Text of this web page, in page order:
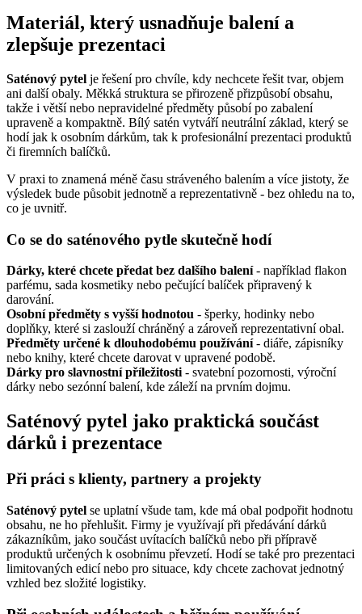
Materiál, který usnadňuje balení a
zlepšuje prezentaci
Saténový pytel je řešení pro chvíle, kdy nechcete řešit tvar, objem
ani další obaly. Měkká struktura se přirozeně přizpůsobí obsahu,
takže i větší nebo nepravidelné předměty působí po zabalení
upraveně a kompaktně. Bílý satén vytváří neutrální základ, který se
hodí jak k osobním dárkům, tak k profesionální prezentaci produktů
či firemních balíčků.
V praxi to znamená méně času stráveného balením a více jistoty, že
výsledek bude působit jednotně a reprezentativně - bez ohledu na to,
co je uvnitř.
Co se do saténového pytle skutečně hodí
Dárky, které chcete předat bez dalšího balení- například flakon
parfému, sada kosmetiky nebo pečující balíček připravený k
darování.
Osobní předměty s vyšší hodnotou - šperky, hodinky nebo
doplňky, které si zaslouží chráněný a zároveň reprezentativní obal.
Předměty určené k dlouhodobému používání- diáře, zápisníky
nebo knihy, které chcete darovat v upravené podobě.
Dárky pro slavnostní příležitosti- svatební pozornosti, výroční
dárky nebo sezónní balení, kde záleží na prvním dojmu.
Saténový pytel jako praktická součást
dárků i prezentace
Při práci s klienty, partnery a projekty
Saténový pytel se uplatní všude tam, kde má obal podpořit hodnotu
obsahu, ne ho přehlušit. Firmy je využívají při předávání dárků
zákazníkům, jako součást uvítacích balíčků nebo při přípravě
produktů určených k osobnímu převzetí. Hodí se také pro prezentaci
limitovaných edicí nebo pro situace, kdy chcete zachovat jednotný
vzhled bez složité logistiky.